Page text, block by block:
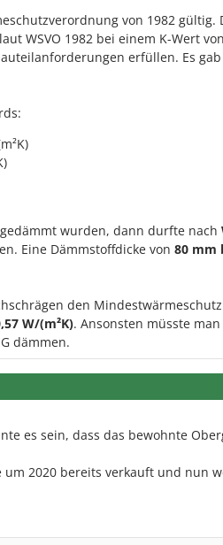
von 1982 gültig.
WSVO 1982 bei einem K-Wert von
erfüllen. Es
wurden, dann durfte nach
Eine Dämmstoffdicke von 80 mm
den
W/(m²K). Ansonsten müsste
dämmen.
es sein, dass das bewohnte
2020 bereits verkauft und nun